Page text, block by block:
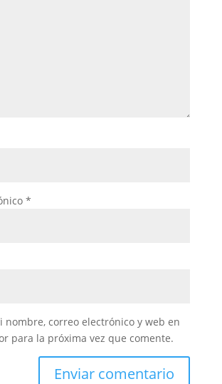
*
nombre, correo electrónico y web en
para la próxima vez que comente.